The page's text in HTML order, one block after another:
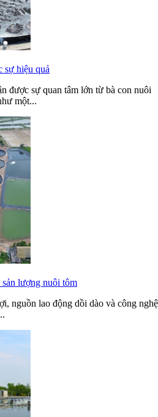
sự hiệu quả
được sự quan tâm lớn từ bà con nuôi
một...
lượng nuôi tôm
nguồn lao động dồi dào và công nghệ